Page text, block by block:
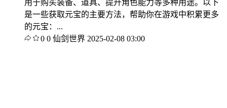
用于购买装备、道具、提升角色能力等多种用途。以下
是一些获取元宝的主要方法，帮助你在游戏中积累更多
的元宝：...
0 0 仙剑世界 2025-02-08 03:00